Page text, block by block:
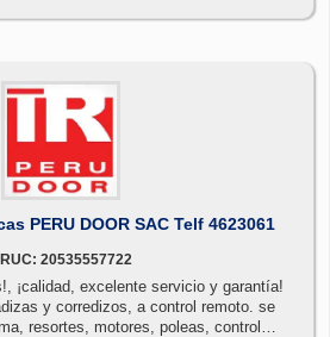
PERU DOOR SAC Telf 4623061
RUC: 20535557722
¡calidad, excelente servicio y garantía!
y corredizos, a control remoto. se
resortes, motores, poleas, control